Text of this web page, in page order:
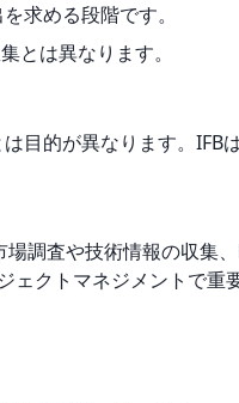
求める段階です。
は異なります。
目的が異なります。IFB
調査や技術情報の収集、
クトマネジメントで重要